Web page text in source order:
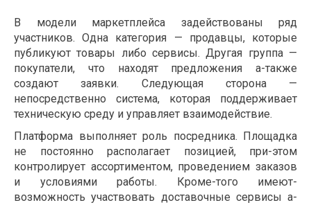
В модели маркетплейса задействованы ряд
участников. Одна категория — продавцы, которые
публикуют товары либо сервисы. Другая группа —
покупатели, что находят предложения а-также
создают заявки. Следующая сторона —
непосредственно система, которая поддерживает
техническую среду и управляет взаимодействие.
Платформа выполняет роль посредника. Площадка
не постоянно располагает позицией, при-этом
контролирует ассортиментом, проведением заказов
и условиями работы. Кроме-того имеют-
возможность участвовать доставочные сервисы а-